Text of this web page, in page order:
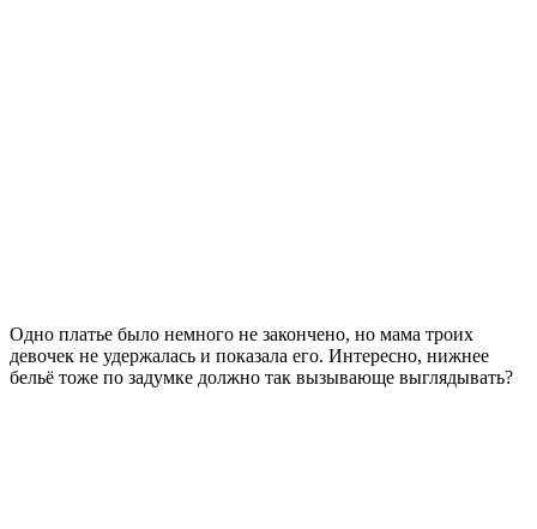
Одно платье было немного не закончено, но мама троих
девочек не удержалась и показала его. Интересно, нижнее
бельё тоже по задумке должно так вызывающе выглядывать?